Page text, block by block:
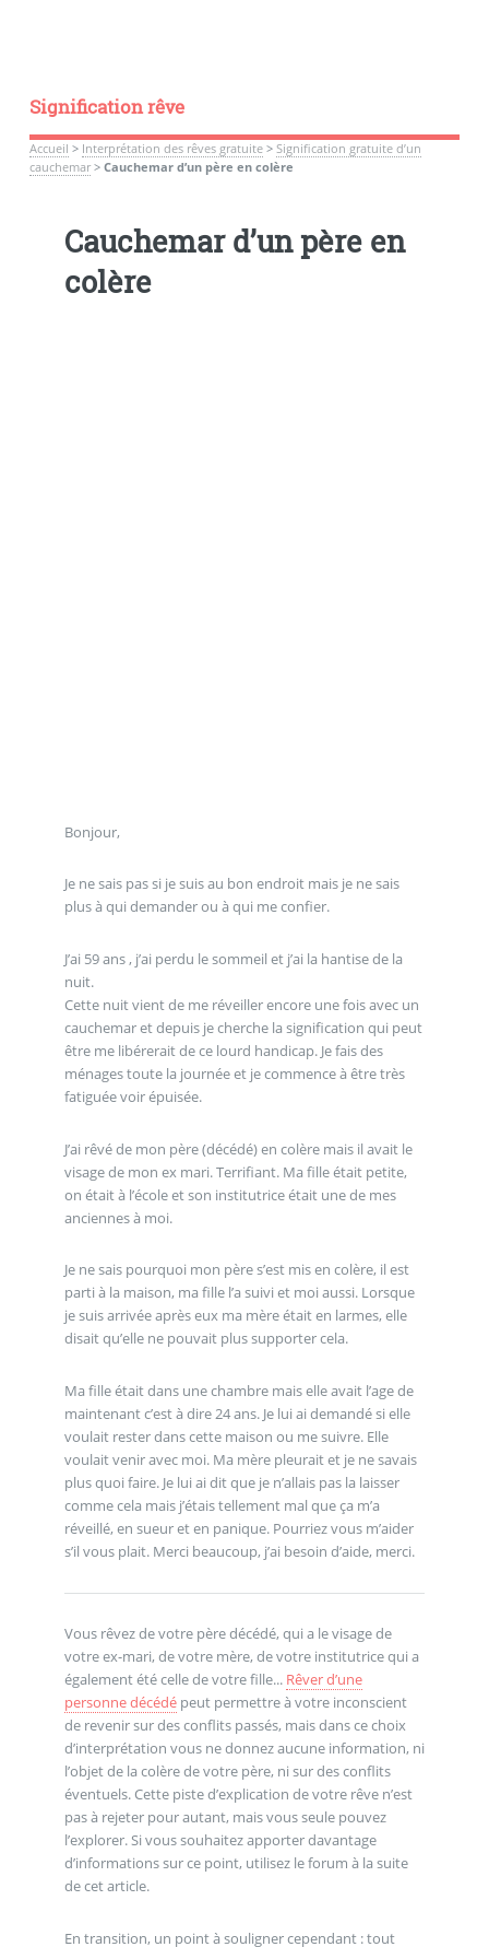
Signification rêve
Accueil > Interprétation des rêves gratuite> Signification gratuite d’un
cauchemar> Cauchemar d’un père en colère
Cauchemar d’un père en
colère
Bonjour,
Je ne sais pas si je suis au bon endroit mais je ne sais
plus à qui demander ou à qui me confier.
J’ai 59 ans , j’ai perdu le sommeil et j’ai la hantise de la
nuit.
Cette nuit vient de me réveiller encore une fois avec un
cauchemar et depuis je cherche la signification qui peut
être me libérerait de ce lourd handicap. Je fais des
ménages toute la journée et je commence à être très
fatiguée voir épuisée.
J’ai rêvé de mon père (décédé) en colère mais il avait le
visage de mon ex mari. Terrifiant. Ma fille était petite,
on était à l’école et son institutrice était une de mes
anciennes à moi.
Je ne sais pourquoi mon père s’est mis en colère, il est
parti à la maison, ma fille l’a suivi et moi aussi. Lorsque
je suis arrivée après eux ma mère était en larmes, elle
disait qu’elle ne pouvait plus supporter cela.
Ma fille était dans une chambre mais elle avait l’age de
maintenant c’est à dire 24 ans. Je lui ai demandé si elle
voulait rester dans cette maison ou me suivre. Elle
voulait venir avec moi. Ma mère pleurait et je ne savais
plus quoi faire. Je lui ai dit que je n’allais pas la laisser
comme cela mais j’étais tellement mal que ça m’a
réveillé, en sueur et en panique. Pourriez vous m’aider
s’il vous plait. Merci beaucoup, j’ai besoin d’aide, merci.
Vous rêvez de votre père décédé, qui a le visage de
votre ex-mari, de votre mère, de votre institutrice qui a
également été celle de votre fille... Rêver d’une
personne décédépeut permettre à votre inconscient
de revenir sur des conflits passés, mais dans ce choix
d’interprétation vous ne donnez aucune information, ni
l’objet de la colère de votre père, ni sur des conflits
éventuels. Cette piste d’explication de votre rêve n’est
pas à rejeter pour autant, mais vous seule pouvez
l’explorer. Si vous souhaitez apporter davantage
d’informations sur ce point, utilisez le forum à la suite
de cet article.
En transition, un point à souligner cependant : tout